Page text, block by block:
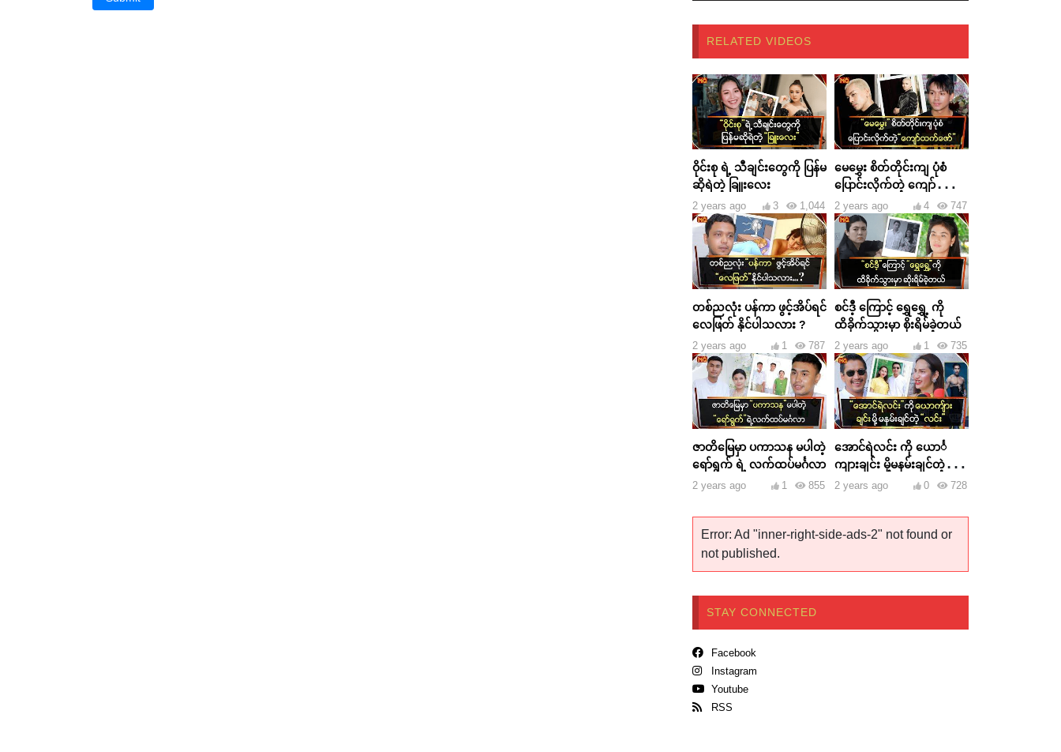
RELATED VIDEOS
ဝိုင်းစု ရဲ့ သီချင်းတွေကို ပြန်မ
ဆိုရဲတဲ့ ခြူးလေး
2 years ago 1,044
3
မေမွှေး စိတ်တိုင်းကျ ပုံစံ
ပြောင်းလိုက်တဲ့ ကျော်ထက်
ဇော်
2 years ago 747
4
တစ်ညလုံး ပန်ကာ ဖွင့်အိပ်ရင်
လေဖြတ် နိုင်ပါသလား ?
2 years ago 787
1
စင်ဒီ့ ကြောင့် ရွှေရွှေ့ ကို
ထိခိုက်သွားမှာ စိုးရိမ်ခဲ့တယ်
2 years ago 735
1
ဇာတိမြေမှာ ပကာသန မပါတဲ့
ရော်ရွက် ရဲ့ လက်ထပ်မင်္ဂလာ
2 years ago 855
1
အောင်ရဲလင်း ကို ယောင်္
ကျားချင်း မို့မနမ်းချင်တဲ့
လင်း
2 years ago 728
0
Error: Ad "inner-right-side-ads-2" not found or
not published.
STAY CONNECTED
Facebook
Instagram
Youtube
RSS